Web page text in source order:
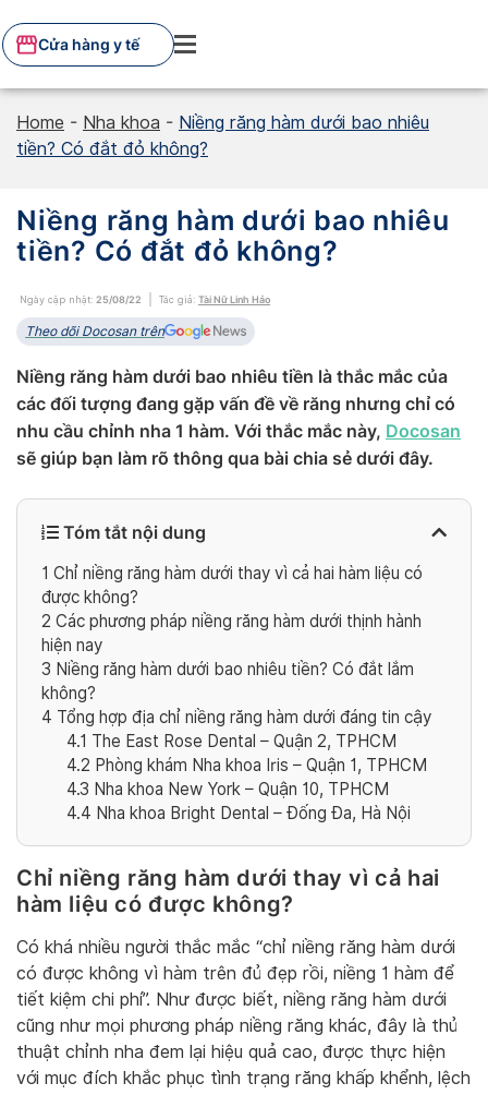
to
content
Cửa hàng y tế
Home - Nha khoa - Niềng răng hàm dưới bao nhiêu
tiền? Có đắt đỏ không?
Niềng răng hàm dưới bao nhiêu
tiền? Có đắt đỏ không?
Ngày cập nhật: 25/08/22 Tác giả: Tài Nữ Linh Hảo
Theo dõi Docosan trên
Niềng răng hàm dưới bao nhiêu tiền là thắc mắc của
các đối tượng đang gặp vấn đề về răng nhưng chỉ có
nhu cầu chỉnh nha 1 hàm. Với thắc mắc này, Docosan
sẽ giúp bạn làm rõ thông qua bài chia sẻ dưới đây.
Tóm tắt nội dung
1 Chỉ niềng răng hàm dưới thay vì cả hai hàm liệu có
được không?
2 Các phương pháp niềng răng hàm dưới thịnh hành
hiện nay
3 Niềng răng hàm dưới bao nhiêu tiền? Có đắt lắm
không?
4 Tổng hợp địa chỉ niềng răng hàm dưới đáng tin cậy
4.1 The East Rose Dental – Quận 2, TPHCM
4.2 Phòng khám Nha khoa Iris – Quận 1, TPHCM
4.3 Nha khoa New York – Quận 10, TPHCM
4.4 Nha khoa Bright Dental – Đống Đa, Hà Nội
Chỉ niềng răng hàm dưới thay vì cả hai
hàm liệu có được không?
Có khá nhiều người thắc mắc “chỉ niềng răng hàm dưới
có được không vì hàm trên đủ đẹp rồi, niềng 1 hàm để
tiết kiệm chi phí”. Như được biết, niềng răng hàm dưới
cũng như mọi phương pháp niềng răng khác, đây là thủ
thuật chỉnh nha đem lại hiệu quả cao, được thực hiện
với mục đích khắc phục tình trạng răng khấp khểnh, lệch